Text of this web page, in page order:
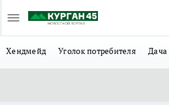
Хендмейд Уголок потребителя Дача